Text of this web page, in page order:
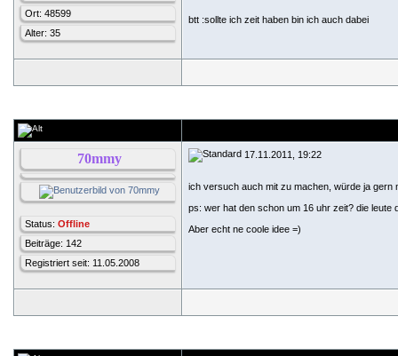
Ort: 48599
Alter: 35
btt :sollte ich zeit haben bin ich auch dabei
70mmy
Status: Offline
Beiträge: 142
Registriert seit: 11.05.2008
17.11.2011, 19:22
ich versuch auch mit zu machen, würde ja
ps: wer hat den schon um 16 uhr zeit? die leute
Aber echt ne coole idee =)